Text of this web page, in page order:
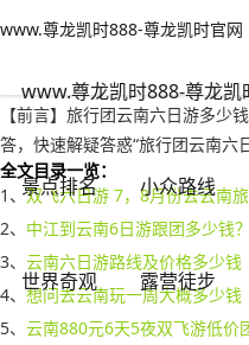
www.尊龙凯时888-尊龙凯时官网
www.尊龙凯时888-尊龙凯
景点排名 小众路线
世界奇观 露营徒步
www.尊龙凯时888-尊龙凯时官网
旅行团云南六日游多少钱？云南
【前言】旅行团云南六日游多少
答，快速解疑答惑“旅行团云南六
全文目录一览：
1、双飞六日游 7，8月份去云南
2、 中江到云南6日游跟团多少钱？
3、 云南六日游路线及价格多少钱
4、想问去云南玩一周大概多少钱
5、 云南880元6天5夜双飞游低价